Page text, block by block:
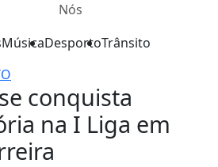
Nós
MúsicaDesportoTrânsito
conquista
na I Liga em